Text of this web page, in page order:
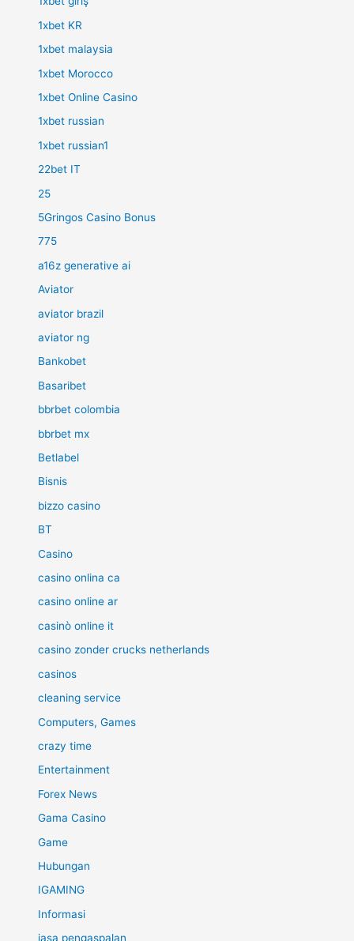
1xbet KR
1xbet malaysia
1xbet Morocco
1xbet Online Casino
1xbet russian
1xbet russian1
22bet IT
25
5Gringos Casino Bonus
775
a16z generative ai
Aviator
aviator brazil
aviator ng
Bankobet
Basaribet
bbrbet colombia
bbrbet mx
Betlabel
Bisnis
bizzo casino
BT
Casino
casino onlina ca
casino online ar
casinò online it
casino zonder crucks netherlands
casinos
cleaning service
Computers, Games
crazy time
Entertainment
Forex News
Gama Casino
Game
Hubungan
IGAMING
Informasi
jasa pengaspalan